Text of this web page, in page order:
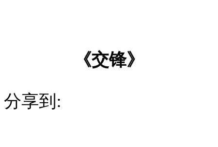
《交锋》
分享到: